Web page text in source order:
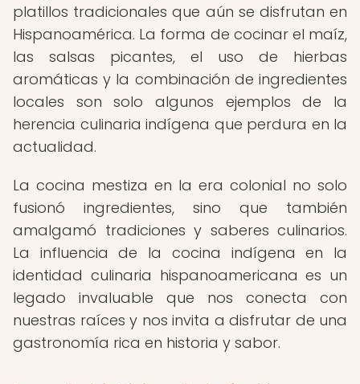
platillos tradicionales que aún se disfrutan en
Hispanoamérica. La forma de cocinar el maíz,
las salsas picantes, el uso de hierbas
aromáticas y la combinación de ingredientes
locales son solo algunos ejemplos de la
herencia culinaria indígena que perdura en la
actualidad.
La cocina mestiza en la era colonial no solo
fusionó ingredientes, sino que también
amalgamó tradiciones y saberes culinarios.
La influencia de la cocina indígena en la
identidad culinaria hispanoamericana es un
legado invaluable que nos conecta con
nuestras raíces y nos invita a disfrutar de una
gastronomía rica en historia y sabor.